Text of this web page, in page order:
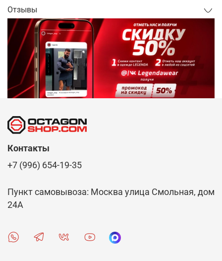
Отзывы
Контакты
+7 (996) 654-19-35
Пункт самовывоза: Москва улица Смольная, дом
24А